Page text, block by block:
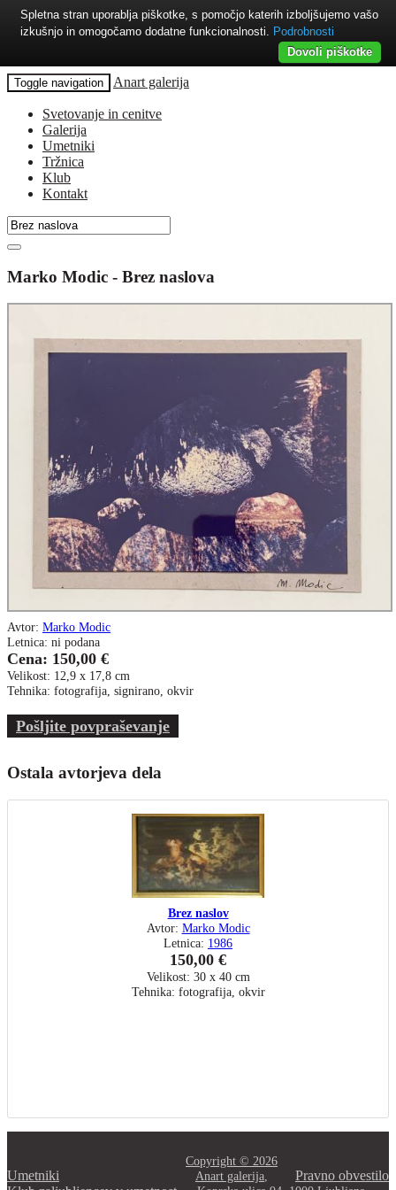
Toggle navigation Anart galerija
Svetovanje in cenitve
Galerija
Umetniki
Tržnica
Klub
Kontakt
Marko Modic - Brez naslova
Avtor: Marko Modic
Letnica: ni podana
Cena: 150,00 €
Velikost: 12,9 x 17,8 cm
Tehnika: fotografija, signirano, okvir
Pošljite povpraševanje
Ostala avtorjeva dela
Brez naslov
Avtor: Marko Modic
Letnica: 1986
150,00 €
Velikost: 30 x 40 cm
Tehnika: fotografija, okvir
Umetniki
Pravno obvestilo
Copyright © 2026
Anart galerija
Spletna stran uporablja piškotke, s pomočjo katerih izboljšujemo vašo
izkušnjo in omogočamo dodatne funkcionalnosti. Podrobnosti
Dovoli piškotke